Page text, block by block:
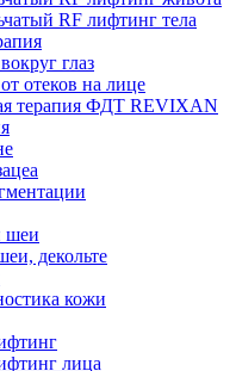
RF лифтинг тела
глаз
отеков на лице
терапия ФДТ REVIXAN
шеи
декольте
кожи
лица